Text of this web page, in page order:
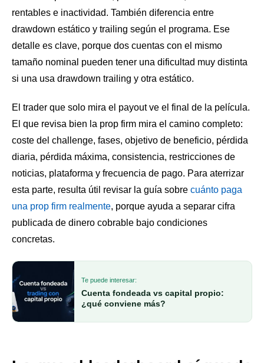
rentables e inactividad. También diferencia entre
drawdown estático y trailing según el programa. Ese
detalle es clave, porque dos cuentas con el mismo
tamaño nominal pueden tener una dificultad muy distinta
si una usa drawdown trailing y otra estático.
El trader que solo mira el payout ve el final de la película.
El que revisa bien la prop firm mira el camino completo:
coste del challenge, fases, objetivo de beneficio, pérdida
diaria, pérdida máxima, consistencia, restricciones de
noticias, plataforma y frecuencia de pago. Para aterrizar
esta parte, resulta útil revisar la guía sobre cuánto paga
una prop firm realmente, porque ayuda a separar cifra
publicada de dinero cobrable bajo condiciones
concretas.
Te puede interesar:
Cuenta fondeada vs capital propio:
¿qué conviene más?